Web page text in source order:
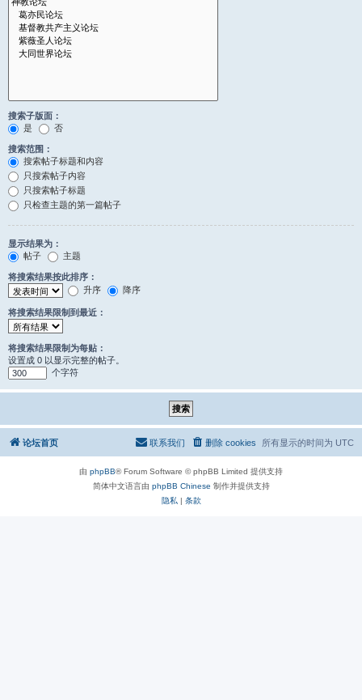
搜索子版面：
是
否
搜索范围：
搜索帖子标题和内容
只搜索帖子内容
只搜索帖子标题
只检查主题的第一篇帖子
显示结果为：
帖子
主题
将搜索结果按此排序：
升序
降序
将搜索结果限制到最近：
将搜索结果限制为每贴：
设置成 0 以显示完整的帖子。
个字符
论坛首页 所有显示的时间为 UTC
删除 cookies
联系我们
由 phpBB® Forum Software © phpBB Limited 提供支持
简体中文语言由 phpBB Chinese 制作并提供支持
隐私 | 条款